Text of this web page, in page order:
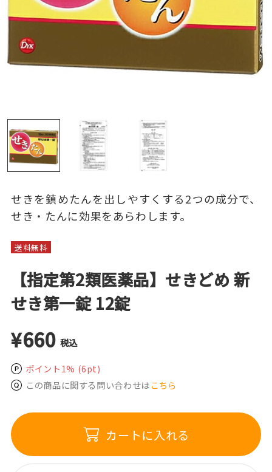
せきを鎮めたんを出しやすくする2つの成分で、
せき・たんに効果をあらわします。
送料無料
【指定第2類医薬品】せきどめ 新
せき第一錠 12錠
¥660 税込
ポイント1% (6pt)
この商品に関する問い合わせはこちら
カートに入れる